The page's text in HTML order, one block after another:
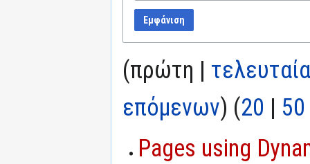
Εμφάνιση
(πρώτη | τελευταία
επόμενων) (20 | 50
Pages using